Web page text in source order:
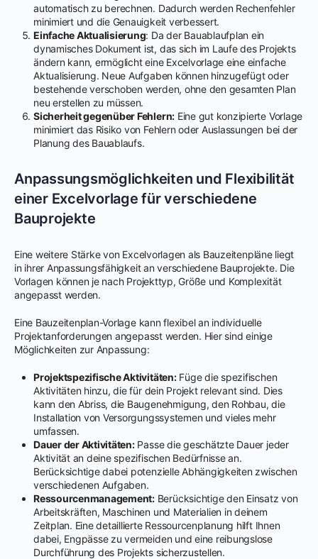
automatisch zu berechnen. Dadurch werden Rechenfehler
minimiert und die Genauigkeit verbessert.
Einfache Aktualisierung: Da der Bauablaufplan ein
dynamisches Dokument ist, das sich im Laufe des Projekts
ändern kann, ermöglicht eine Excelvorlage eine einfache
Aktualisierung. Neue Aufgaben können hinzugefügt oder
bestehende verschoben werden, ohne den gesamten Plan
neu erstellen zu müssen.
Sicherheit gegenüber Fehlern: Eine gut konzipierte Vorlage
minimiert das Risiko von Fehlern oder Auslassungen bei der
Planung des Bauablaufs.
Anpassungsmöglichkeiten und Flexibilität
einer Excelvorlage für verschiedene
Bauprojekte
Eine weitere Stärke von Excelvorlagen als Bauzeitenpläne liegt
in ihrer Anpassungsfähigkeit an verschiedene Bauprojekte. Die
Vorlagen können je nach Projekttyp, Größe und Komplexität
angepasst werden.
Eine Bauzeitenplan-Vorlage kann flexibel an individuelle
Projektanforderungen angepasst werden. Hier sind einige
Möglichkeiten zur Anpassung:
Projektspezifische Aktivitäten:Füge die spezifischen
Aktivitäten hinzu, die für dein Projekt relevant sind. Dies
kann den Abriss, die Baugenehmigung, den Rohbau, die
Installation von Versorgungssystemen und vieles mehr
umfassen.
Dauer der Aktivitäten:Passe die geschätzte Dauer jeder
Aktivität an deine spezifischen Bedürfnisse an.
Berücksichtige dabei potenzielle Abhängigkeiten zwischen
verschiedenen Aufgaben.
Ressourcenmanagement:Berücksichtige den Einsatz von
Arbeitskräften, Maschinen und Materialien in deinem
Zeitplan. Eine detaillierte Ressourcenplanung hilft Ihnen
dabei, Engpässe zu vermeiden und eine reibungslose
Durchführung des Projekts sicherzustellen.